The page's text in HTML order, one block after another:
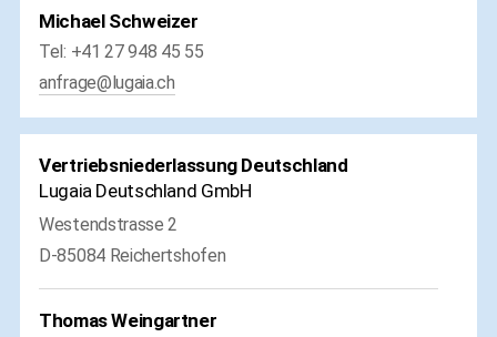
Michael Schweizer
Tel: +41 27 948 45 55
anfrage@lugaia.ch
Vertriebsniederlassung Deutschland
Lugaia Deutschland GmbH
Westendstrasse 2
D-85084 Reichertshofen
Thomas Weingartner